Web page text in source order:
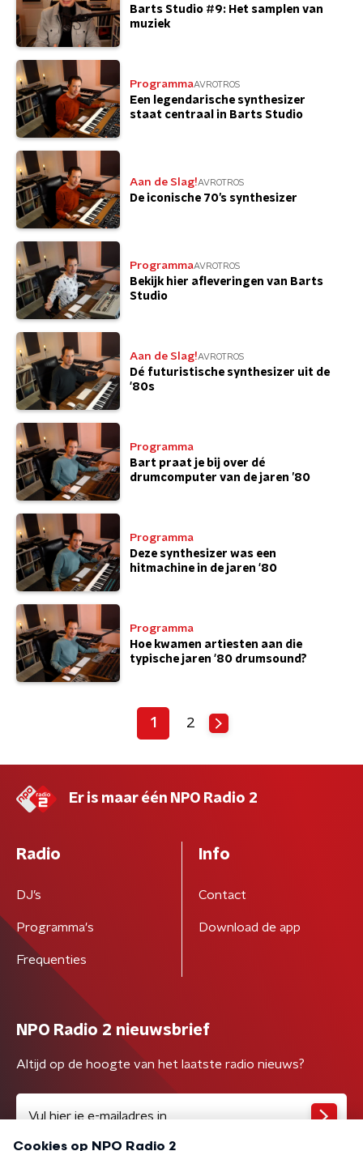
Barts Studio #9: Het samplen van
muziek
ProgrammaAVROTROS
Een legendarische synthesizer
staat centraal in Barts Studio
Aan de Slag!AVROTROS
De iconische 70’s synthesizer
ProgrammaAVROTROS
Bekijk hier afleveringen van Barts
Studio
Aan de Slag!AVROTROS
Dé futuristische synthesizer uit de
'80s
Programma
Bart praat je bij over dé
drumcomputer van de jaren ’80
Programma
Deze synthesizer was een
hitmachine in de jaren '80
Programma
Hoe kwamen artiesten aan die
typische jaren '80 drumsound?
1 2
Er is maar één NPO Radio 2
Radio
DJ’s
Programma's
Frequenties
Info
Contact
Download de app
NPO Radio 2 nieuwsbrief
Altijd op de hoogte van het laatste radio nieuws?